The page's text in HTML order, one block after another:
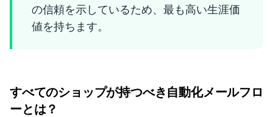
の信頼を示しているため、最も高い生涯価
値を持ちます。
すべてのショップが持つべき自動化メールフロ
ーとは？